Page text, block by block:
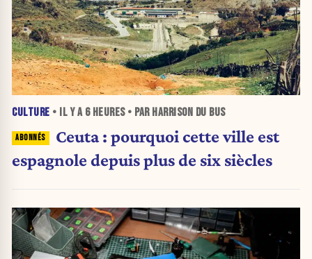
CULTURE • IL Y A 6 HEURES• PAR HARRISON DU BUS
Ceuta : pourquoi cette ville est
espagnole depuis plus de six siècles